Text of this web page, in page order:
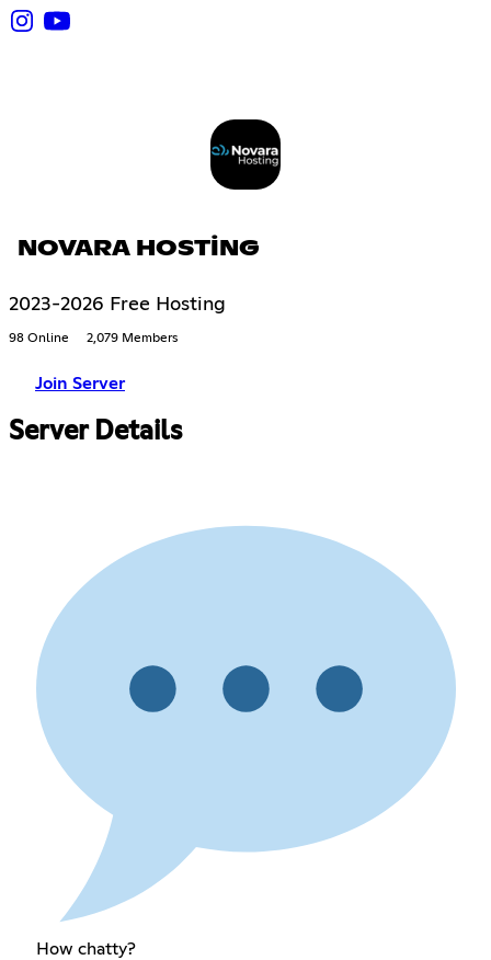
NOVARA HOSTİNG
2023-2026 Free Hosting
98 Online 2,079 Members
Join Server
Server Details
How chatty?